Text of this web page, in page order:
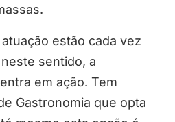
estão cada vez
sentido, a
em ação. Tem
Gastronomia que opta